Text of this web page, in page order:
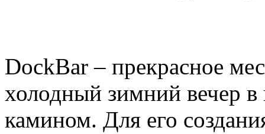
DockBar – прекрасное
холодный зимний вечер
камином. Для его